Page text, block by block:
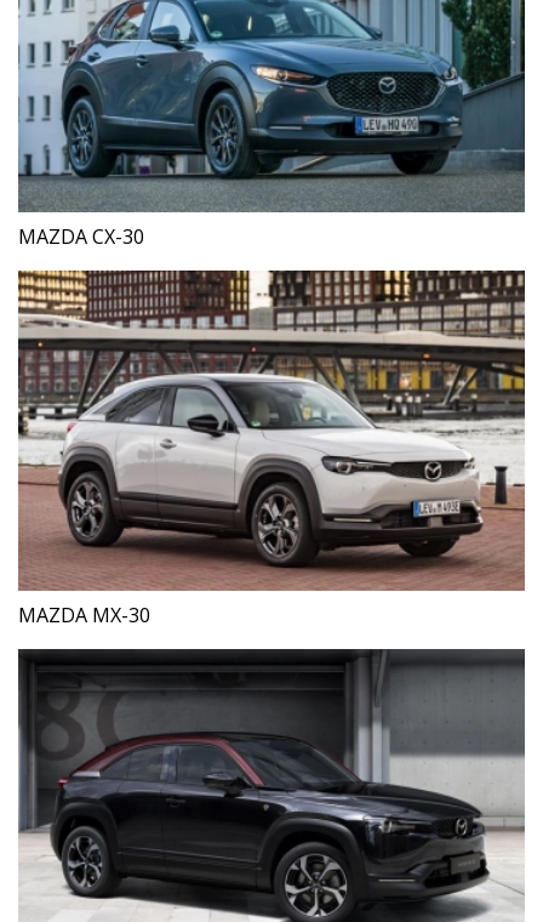
MAZDA CX-30
MAZDA MX-30